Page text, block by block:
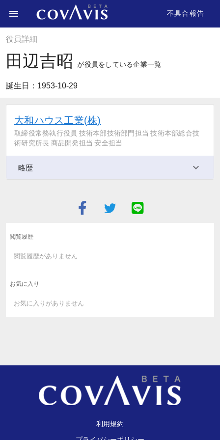
不具合報告
役員詳細
田辺吉昭が役員をしている企業一覧
誕生日：1953-10-29
大和ハウス工業(株)
取締役常務執行役員 技術本部技術部門担当 技術本部総合技
術研究所長 商品開発担当 安全担当
略歴
閲覧履歴
閲覧履歴がありません
お気に入り
お気に入りがありません
利用規約